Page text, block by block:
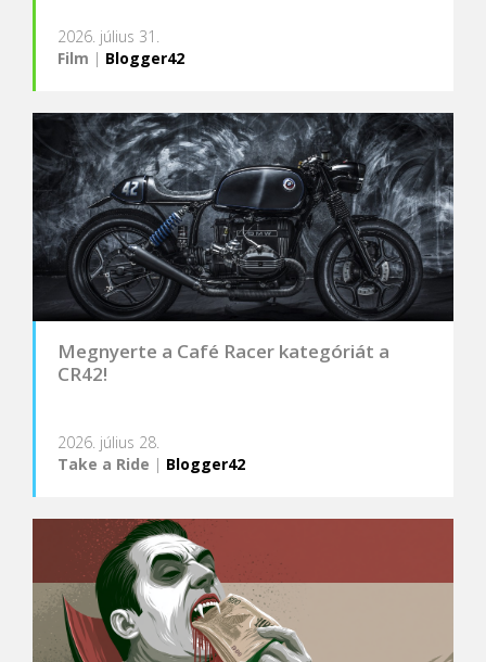
2026. július 31.
Film | Blogger42
Megnyerte a Café Racer kategóriát a
CR42!
2026. július 28.
Take a Ride | Blogger42